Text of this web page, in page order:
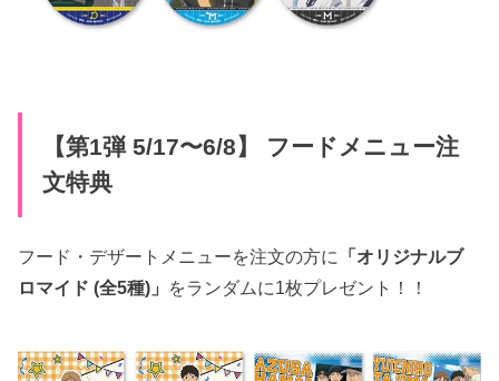
【第1弾 5/17〜6/8】 フードメニュー注
文特典
フード・デザートメニューを注文の方に
「オリジナルブ
ロマイド (全5種)」 をランダムに1枚プレゼント！！